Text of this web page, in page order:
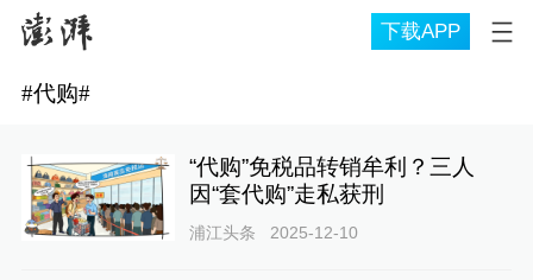
下载APP
#代购#
“代购”免税品转销牟利？三人
因“套代购”走私获刑
浦江头条 2025-12-10